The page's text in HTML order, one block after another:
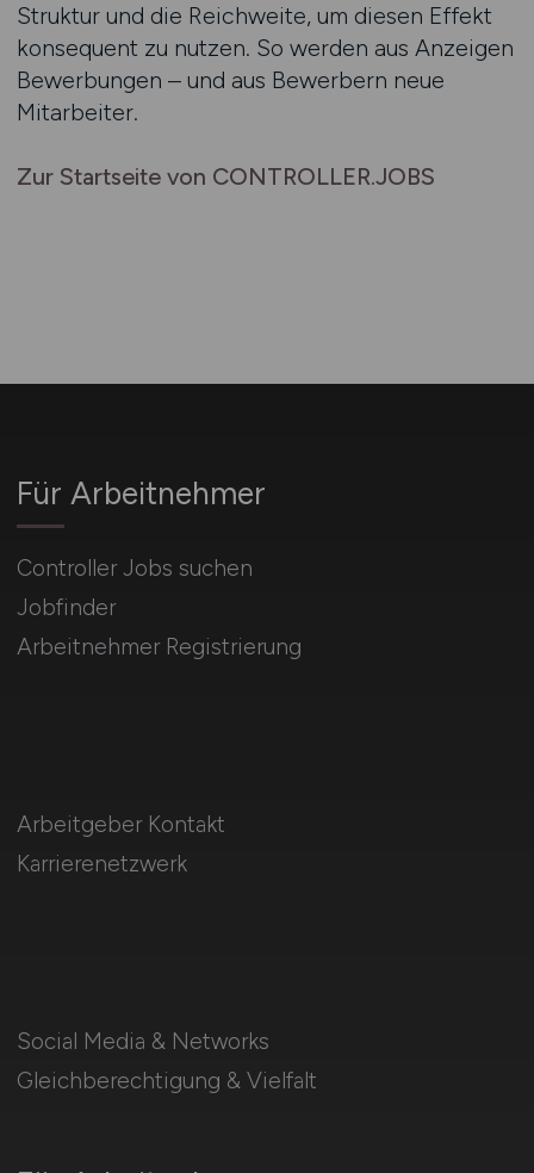
Struktur und die Reichweite, um diesen Effekt
konsequent zu nutzen. So werden aus Anzeigen
Bewerbungen – und aus Bewerbern neue
Mitarbeiter.
Zur Startseite von CONTROLLER.JOBS
Für Arbeitnehmer
Controller Jobs suchen
Jobfinder
Arbeitnehmer Registrierung
Social Media & Networks
Gleichberechtigung & Vielfalt
Arbeitgeber Kontakt
Karrierenetzwerk